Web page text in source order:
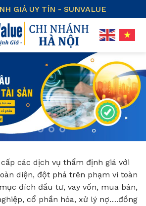
GIÁ UY TÍN - SUNVALUE
các dịch vụ thẩm định giá với
diện, đột phá trên phạm vi toàn
đích đầu tư, vay vốn, mua bán,
cổ phần hóa, xử lý nợ….đồng